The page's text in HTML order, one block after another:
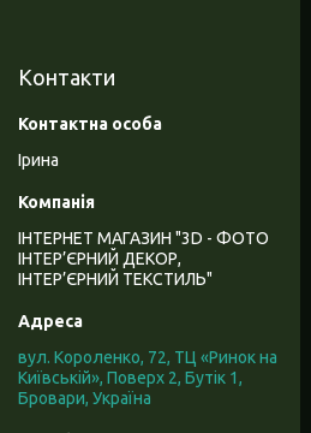
Контакти
Ірина
ІНТЕРНЕТ МАГАЗИН "3D - ФОТО
ІНТЕР’ЄРНИЙ ДЕКОР,
ІНТЕР’ЄРНИЙ ТЕКСТИЛЬ"
вул. Короленко, 72, ТЦ «Ринок на
Київській», Поверх 2, Бутік 1,
Бровари, Україна